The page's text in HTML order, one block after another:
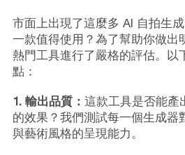
市面上出現了這麼多 AI 自拍生
一款值得使用？為了幫助你做出
熱門工具進行了嚴格的評估。以
點：
1. 輸出品質： 這款工具是否能產
的效果？我們測試每一個生成器
與藝術風格的呈現能力。